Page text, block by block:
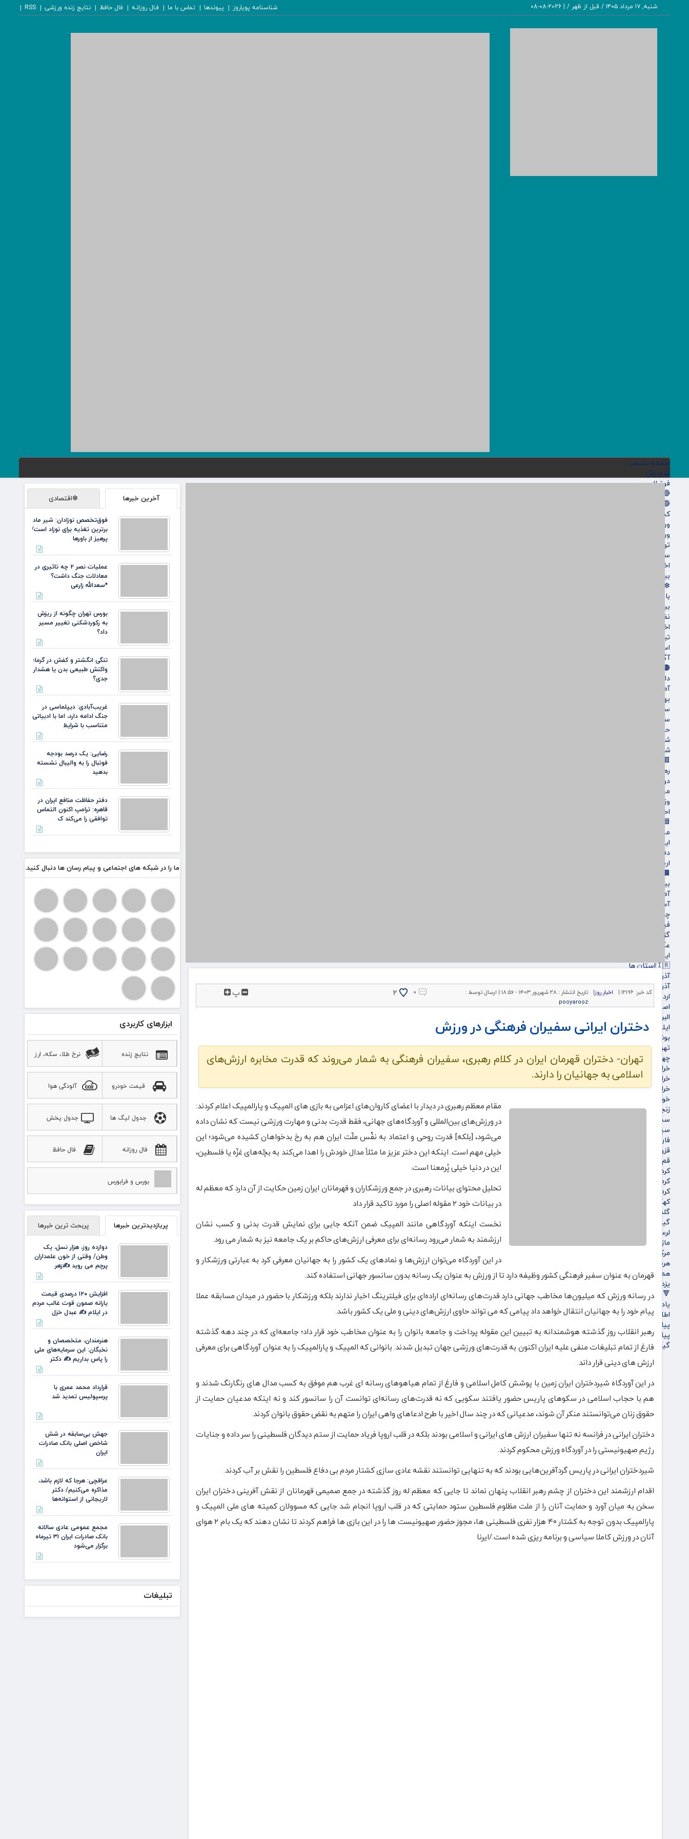
شنبه, ۱۷ مرداد ۱۴۰۵ / قبل از ظهر / |
2026-08-08 شناسنامه پویاروز پیوندها تماس با ما فـال روزانـه فال حافظ نتایج زنده ورزشی RSS
صفحه نخست
🔮ورزش
فوتبال
🔴باشگاه پرسپولیس
🔵باشگاه استقلال
کشتی و وزنه‌برداری
ورزشهای رزمی
ورزش زنان
توپ و تور
سایر حوزه ها
اخبار روز
بین الملل
❇اقتصادی
بانک ها
بیمه ها
نفت و انرژی
اخبار بورس
تبیلغات
استخدام
آگهی های دولتی
🟤جامعه
دانشگاه
آموزش و پرورش
بهداشت و درمان
سلامت
سبک زندگی
حوادث، انتظامی
شهرداری و شورای شهر
شهری و رفاهی
🟥سیاسی
رهبر انقلاب
دولت
مجلس
وزارت امور خارجه
احزاب و تشکلها
🟦فرهنگ و هنر
مذهبی
ایثار و شهادت
دفاع مقدس
اربعین
🟫جهان
بین الملل
آمریکا و اروپاه
آسیای غربی
چندرسانه‌ای
فیلم
گزارش تصویری
عکس
اینفوگرافی
🇮🇷استان ها
آذربایجان شرقی
آذربایجان غربی
اردبیل
اصفهان
البرز
ایلام
بوشهر
تهران
چهارمحال و بختیاری
خراسان جنوبی
خراسان رضوی
خراسان شمالی
خوزستان
زنجان
سمنان
سیستان و بلوچستان
فارس
قزوین
قم
کردستان
کرمان
کرمانشاه
کهگیلویه و بویراحمد
گلستان
گیلان
لرستان
مازندران
مرکزی
هرمزگان
همدان
یزد
🔻پویاروز
یادداشت پویاروز
اطلاعیه
پیام تبریک پویاروز
پیام تسلیت پویاروز
گیشه روزنامه ها
کد خبر: 12196 | اخبار روز| تاریخ انتشار : ۲۸ شهریور ۱۴۰۳ - ۱۸:۵۶ |
ارسال توسط :
pooyarooz
۰ 2 پ
دختران ایرانی سفیران فرهنگی در ورزش
تهران- دختران قهرمان ایران در کلام رهبری، سفیران فرهنگی به شمار می‌روند که قدرت مخابره ارزش‌های
اسلامی به جهانیان را دارند.
مقام معظم رهبری در دیدار با اعضای کاروان‌های اعزامی به بازی های المپیک و پارالمپیک اعلام کردند:
در ورزش‌های بین‌المللی و آوردگاه‌های جهانی، فقط قدرت بدنی و مهارت ورزشی نیست که نشان داده
می‌شود، [بلکه] قدرت روحی و اعتماد به نفْس ملّت ایران هم به رخ بدخواهان کشیده می‌شود؛ این
خیلی مهم است. اینکه این دختر عزیز ما مثلاً مدال خودش را اهدا می‌کند به بچّه‌های غزّه یا فلسطین،
این در دنیا خیلی پُرمعنا است.
تحلیل محتوای بیانات رهبری در جمع ورزشکاران و قهرمانان ایران زمین حکایت از آن دارد که معظم له
در بیانات خود ۲ مقوله اصلی را مورد تاکید قرار داد
نخست اینکه آوردگاهی مانند المپیک ضمن آنکه جایی برای نمایش قدرت بدنی و کسب نشان
ارزشمند به شمار می‌رود رسانه‌ای برای معرفی ارزش‌های حاکم بر یک جامعه نیز به شمار می رود.
در این آوردگاه می‌توان ارزش‌ها و نمادهای یک کشور را به جهانیان معرفی کرد به عبارتی ورزشکار و
قهرمان به عنوان سفیر فرهنگی کشور وظیفه دارد تا از ورزش به عنوان یک رسانه بدون سانسور جهانی استفاده کند.
در رسانه ورزش که میلیون‌ها مخاطب جهانی دارد قدرت‌های رسانه‌ای اراده‌ای برای فیلترینگ اخبار ندارند بلکه ورزشکار با حضور در میدان مسابقه عملا
پیام خود را به جهانیان انتقال خواهد داد پیامی که می تواند حاوی ارزش‌های دینی و ملی یک کشور باشد.
رهبر انقلاب روز گذشته هوشمندانه به تبیین این مقوله پرداخت و جامعه بانوان را به عنوان مخاطب خود قرار داد؛ جامعه‌ای که در چند دهه گذشته
فارغ از تمام تبلیغات منفی علیه ایران اکنون به قدرت‌های ورزشی جهان تبدیل شدند. بانوانی که المپیک و پارالمپیک را به عنوان آوردگاهی برای معرفی
ارزش های دینی قرار داند.
در این آوردگاه شیردختران ایران زمین با پوشش کامل اسلامی و فارغ از تمام هیاهوهای رسانه ای غرب هم موفق به کسب مدال های رنگارنگ شدند و
هم با حجاب اسلامی در سکوهای پاریس حضور یافتند سکویی که نه قدرت‌های رسانه‌ای توانست آن را سانسور کند و نه اینکه مدعیان حمایت از
حقوق زنان می‌توانستند منکر آن شوند، مدعیانی که در چند سال اخیر با طرح ادعاهای واهی ایران را متهم به نقض حقوق بانوان کردند.
دختران ایرانی در فرانسه نه تنها سفیران ارزش های ایرانی و اسلامی بودند بلکه در قلب اروپا فریاد حمایت از ستم دیدگان فلسطینی را سر داده و جنایات
رژیم صهیونیستی را در آوردگاه ورزش محکوم کردند.
شیردختران ایرانی در پاریس گردآفرین‌هایی بودند که به تنهایی توانستند نقشه عادی سازی کشتار مردم بی دفاع فلسطین را نقش بر آب کردند.
اقدام ارزشمند این دختران از چشم رهبر انقلاب پنهان نماند تا جایی که معظم له روز گذشته در جمع صمیمی قهرمانان از نقش آفرینی دختران ایران
سخن به میان آورد و حمایت آنان را از ملت مظلوم فلسطین ستود حمایتی که در قلب اروپا انجام شد جایی که مسوولان کمیته های ملی المپیک و
پارالمپیک بدون توجه به کشتار ۴۰ هزار نفری فلسطینی ها، مجوز حضور صهیونیست ها را در این بازی ها فراهم کردند تا نشان دهند که یک بام ۲ هوای
آنان در ورزش کاملا سیاسی و برنامه ریزی شده است./ایرنا
آخرین خبرها ❇اقتصادی
فوق‌تخصص نوزادان: شیر مادر
برترین تغذیه برای نوزاد است/
پرهیز از باورها
عملیات نصر ۲ چه تاثیری در
معادلات جنگ داشت؟
*سعدالله زارعی
بورس تهران چگونه از ریزش
به رکوردشکنی تغییر مسیر
داد؟
تنگی انگشتر و کفش در گرما؛
واکنش طبیعی بدن یا هشدار
جدی؟
غریب‌آبادی: دیپلماسی در
جنگ ادامه دارد، اما با ادبیاتی
متناسب با شرایط
رضایی: یک درصد بودجه
فوتبال را به والیبال نشسته
بدهید
دفتر حفاظت منافع ایران در
قاهره: ترامپ اکنون التماس
توافقی را می‌کند ک
ما را در شبکه های اجتماعی و پیام رسان ها دنبال کنید.
ابزارهای کاربردی
نتایج زنده نرخ طلا، سکه، ارز
قیمت خودرو آلودگی هوا
جدول لیگ ها
جدول پخش
ورزشی
فال روزانه
فال حافظ
بورس و فرابورس
پربازدیدترین خبرها پربحث ترین خبرها
دوازده روز، هزار نسل، یک
وطن/ وقتی از خون علمداران
پرچم می روید ✍️زهر
افزایش ۱۲۰ درصدی قیمت
یارانه صمون قوت غالب مردم
در ایلام ✍️ عبدل خزل
هنرمندان، متخصصان و
نخبگان: این سرمایه‌های ملی
را پاس بداریم ✍️ دکتر
قرارداد محمد عمری با
پرسپولیس تمدید شد
جهش بی‌سابقه در شش
شاخص اصلی بانک صادرات
ایران
عراقچی: هرجا که لازم باشد،
مذاکره می‌کنیم/ دکتر
لاریجانی از استوانه‌ها
مجمع عمومی عادی سالانه
بانک صادرات ایران ۳۱ تیرماه
برگزار می‌شود
تبلیغات